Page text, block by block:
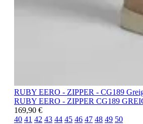
RUBY EERO - ZIPPER - CG189
RUBY EERO - ZIPPER CG189
169,90 €
40 41 42 43 44 45 46 47 48 49 50